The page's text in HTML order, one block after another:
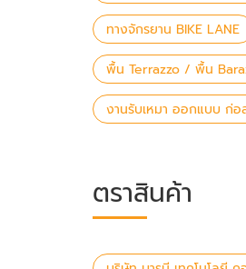
ทางจักรยาน BIKE LANE
พื้น Terrazzo / พื้น
งานรับเหมา ออกแบบ ก่อ
ตราสินค้า